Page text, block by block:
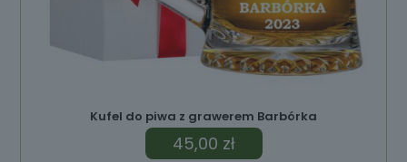
Kufel do piwa z grawerem Barbórka
45,00 zł